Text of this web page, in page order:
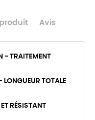
Avis
- TRAITEMENT
LONGUEUR TOTALE
ET RÉSISTANT